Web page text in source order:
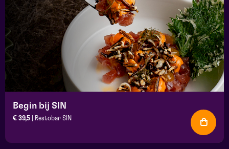
Begin bij SIN
€ 39,5 | Restobar SIN